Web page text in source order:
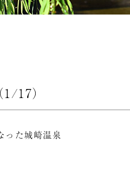
17）
った城崎温泉